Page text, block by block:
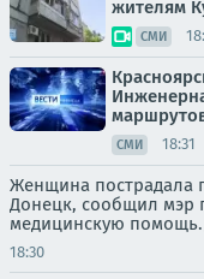
жителям
СМИ
СМИ 18:31
Женщина пострадала
Донецк, сообщил мэр
медицинскую
18:30